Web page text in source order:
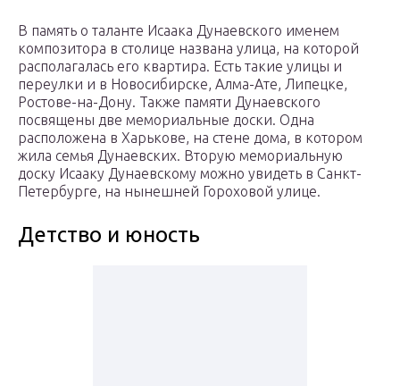
В память о таланте Исаака Дунаевского именем
композитора в столице названа улица, на которой
располагалась его квартира. Есть такие улицы и
переулки и в Новосибирске, Алма-Ате, Липецке,
Ростове-на-Дону. Также памяти Дунаевского
посвящены две мемориальные доски. Одна
расположена в Харькове, на стене дома, в котором
жила семья Дунаевских. Вторую мемориальную
доску Исааку Дунаевскому можно увидеть в Санкт-
Петербурге, на нынешней Гороховой улице.
Детство и юность